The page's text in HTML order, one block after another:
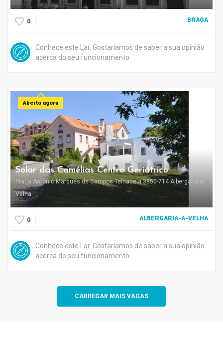
0 BRAGA
Conhece este Lar. Gostaríamos de saber a sua opinião
acerca do seu funcionamento
Aberto agora
Solar das Camélias Centro Geriátrico
Praça António Marques de Campos Telhadela 3850-714 Albergaria-a-
Velha
0 ALBERGARIA-A-VELHA
Conhece este Lar. Gostaríamos de saber a sua opinião
acerca do seu funcionamento
CARREGAR MAIS VAGAS